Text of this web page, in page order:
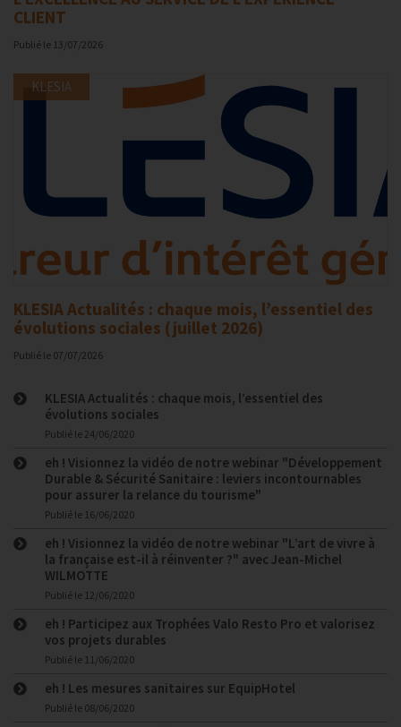
CLIENT
Publié le 13/07/2026
KLESIA Actualités : chaque mois, l’essentiel des
évolutions sociales (juillet 2026)
Publié le 07/07/2026
KLESIA
KLESIA Actualités : chaque mois, l’essentiel des
évolutions sociales
Publié le 24/06/2020
eh ! Visionnez la vidéo de notre webinar "Développement
Durable & Sécurité Sanitaire : leviers incontournables
pour assurer la relance du tourisme"
Publié le 16/06/2020
eh ! Visionnez la vidéo de notre webinar "L’art de vivre à
la française est-il à réinventer ?" avec Jean-Michel
WILMOTTE
Publié le 12/06/2020
eh ! Participez aux Trophées Valo Resto Pro et valorisez
vos projets durables
Publié le 11/06/2020
eh ! Les mesures sanitaires sur EquipHotel
Publié le 08/06/2020